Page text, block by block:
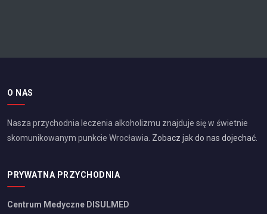
O NAS
Nasza przychodnia leczenia alkoholizmu znajduje się w świetnie
skomunikowanym punkcie Wrocławia Zobacz jak do nas dojechać
PRYWATNA PRZYCHODNIA
Centrum Medyczne DISULMED